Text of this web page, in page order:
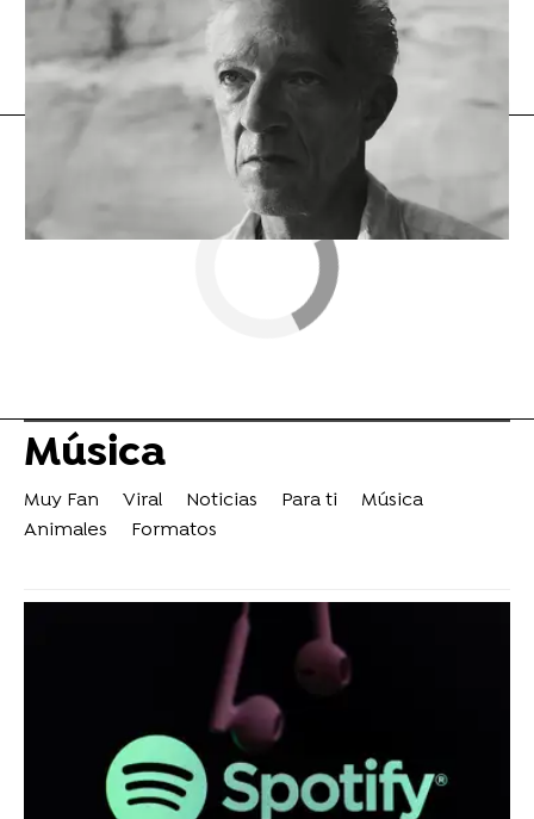
Flooxer Now » Música
Música
Muy Fan Viral Noticias Para ti
Música
Animales
Formatos